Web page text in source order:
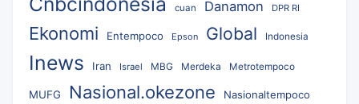
cuan Danamon DPR RI
Ekonomi Entempoco Epson Global Indonesia
Inews Iran Israel MBG Merdeka Metrotempoco
MUFG Nasional.okezone Nasionaltempoco